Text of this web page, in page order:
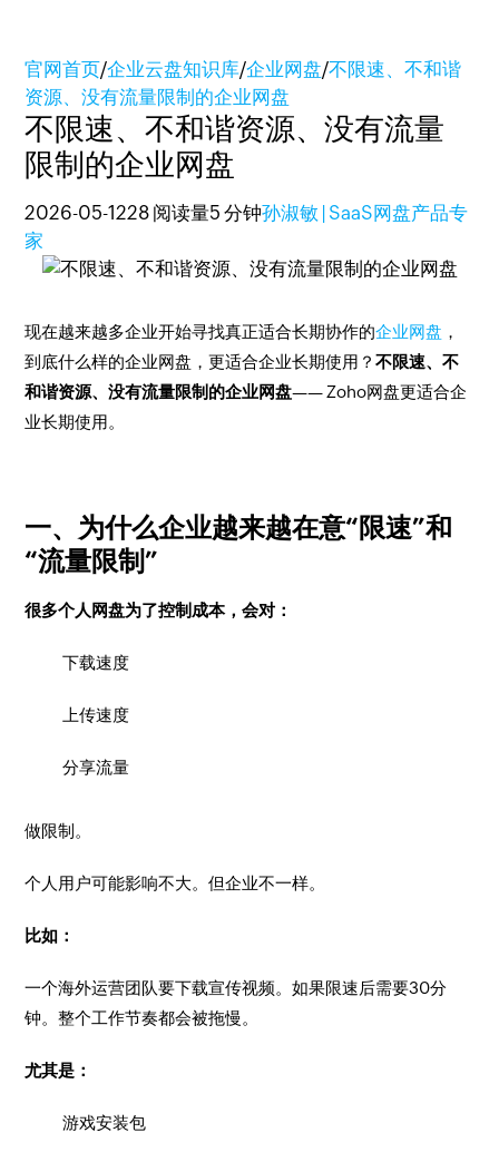
官网首页/企业云盘知识库/企业网盘/不限速、不和谐
资源、没有流量限制的企业网盘
不限速、不和谐资源、没有流量
限制的企业网盘
2026-05-1228 阅读量5 分钟孙淑敏 | SaaS网盘产品专
家
现在越来越多企业开始寻找真正适合长期协作的企业网盘 ，
到底什么样的企业网盘，更适合企业长期使用？不限速、不
和谐资源、没有流量限制的企业网盘—— Zoho网盘更适合企
业长期使用。
一、为什么企业越来越在意“限速”和
“流量限制”
很多个人网盘为了控制成本，会对：
下载速度
上传速度
分享流量
做限制。
个人用户可能影响不大。但企业不一样。
比如：
一个海外运营团队要下载宣传视频。如果限速后需要30分
钟。整个工作节奏都会被拖慢。
尤其是：
游戏安装包